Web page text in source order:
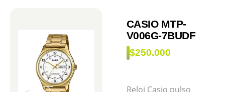
CASIO MTP-
V006G-7BUDF
$250.000
Reloj Casio pulso